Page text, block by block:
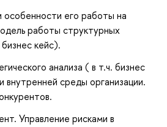
особенности его работы на
работы структурных
кейс).
анализа ( в т.ч. бизнес
внутренней среды организации.
Управление рисками в